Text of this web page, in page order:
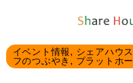
イベント情報, シェアハウ
フのつぶやき , プラットホ